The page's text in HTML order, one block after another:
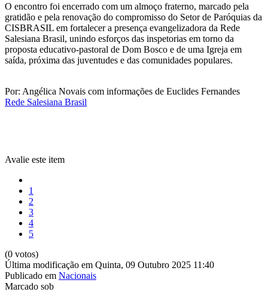
O encontro foi encerrado com um almoço fraterno, marcado pela
gratidão e pela renovação do compromisso do Setor de Paróquias da
CISBRASIL em fortalecer a presença evangelizadora da Rede
Salesiana Brasil, unindo esforços das inspetorias em torno da
proposta educativo-pastoral de Dom Bosco e de uma Igreja em
saída, próxima das juventudes e das comunidades populares.
Por: Angélica Novais com informações de Euclides Fernandes
Rede Salesiana Brasil
Avalie este item
1
2
3
4
5
(0 votos)
Última modificação em Quinta, 09 Outubro 2025 11:40
Publicado em Nacionais
Marcado sob